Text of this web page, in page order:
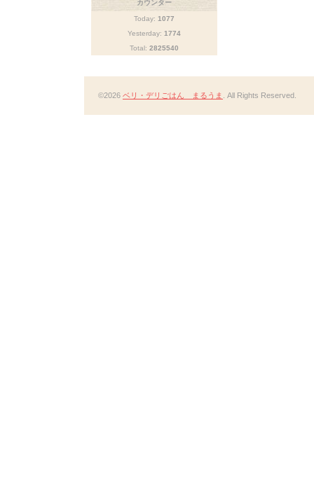
カウンター
Today: 1077
Yesterday: 1774
Total: 2825540
©2026 ベリ・デリごはん まるうま . All Rights Reserved.